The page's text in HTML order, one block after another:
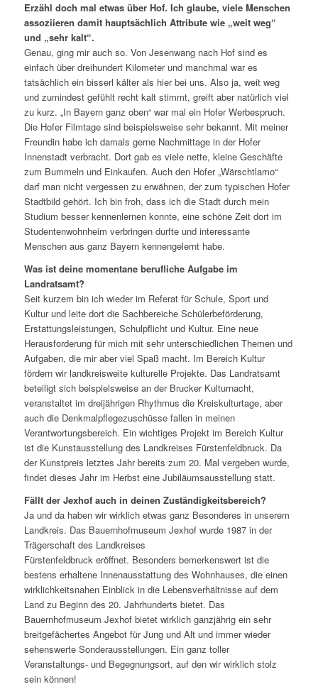
Erzähl doch mal etwas über Hof. Ich glaube, viele Menschen
assoziieren damit hauptsächlich Attribute wie „weit weg“
und „sehr kalt“.
Genau, ging mir auch so. Von Jesenwang nach Hof sind es
einfach über dreihundert Kilometer und manchmal war es
tatsächlich ein bisserl kälter als hier bei uns. Also ja, weit weg
und zumindest gefühlt recht kalt stimmt, greift aber natürlich viel
zu kurz. „In Bayern ganz oben“ war mal ein Hofer Werbespruch.
Die Hofer Filmtage sind beispielsweise sehr bekannt. Mit meiner
Freundin habe ich damals gerne Nachmittage in der Hofer
Innenstadt verbracht. Dort gab es viele nette, kleine Geschäfte
zum Bummeln und Einkaufen. Auch den Hofer „Wärschtlamo“
darf man nicht vergessen zu erwähnen, der zum typischen Hofer
Stadtbild gehört. Ich bin froh, dass ich die Stadt durch mein
Studium besser kennenlernen konnte, eine schöne Zeit dort im
Studentenwohnheim verbringen durfte und interessante
Menschen aus ganz Bayern kennengelernt habe.
Was ist deine momentane berufliche Aufgabe im
Landratsamt?
Seit kurzem bin ich wieder im Referat für Schule, Sport und
Kultur und leite dort die Sachbereiche Schülerbeförderung,
Erstattungsleistungen, Schulpflicht und Kultur. Eine neue
Herausforderung für mich mit sehr unterschiedlichen Themen und
Aufgaben, die mir aber viel Spaß macht. Im Bereich Kultur
fördern wir landkreisweite kulturelle Projekte. Das Landratsamt
beteiligt sich beispielsweise an der Brucker Kulturnacht,
veranstaltet im dreijährigen Rhythmus die Kreiskulturtage, aber
auch die Denkmalpflegezuschüsse fallen in meinen
Verantwortungsbereich. Ein wichtiges Projekt im Bereich Kultur
ist die Kunstausstellung des Landkreises Fürstenfeldbruck. Da
der Kunstpreis letztes Jahr bereits zum 20. Mal vergeben wurde,
findet dieses Jahr im Herbst eine Jubiläumsausstellung statt.
Fällt der Jexhof auch in deinen Zuständigkeitsbereich?
Ja und da haben wir wirklich etwas ganz Besonderes in unserem
Landkreis. Das Bauernhofmuseum Jexhof wurde 1987 in der
Trägerschaft des Landkreises
Fürstenfeldbruck eröffnet. Besonders bemerkenswert ist die
bestens erhaltene Innenausstattung des Wohnhauses, die einen
wirklichkeitsnahen Einblick in die Lebensverhältnisse auf dem
Land zu Beginn des 20. Jahrhunderts bietet. Das
Bauernhofmuseum Jexhof bietet wirklich ganzjährig ein sehr
breitgefächertes Angebot für Jung und Alt und immer wieder
sehenswerte Sonderausstellungen. Ein ganz toller
Veranstaltungs- und Begegnungsort, auf den wir wirklich stolz
sein können!